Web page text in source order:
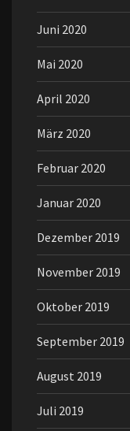
Juni 2020
Mai 2020
April 2020
März 2020
Februar 2020
Januar 2020
Dezember 2019
November 2019
Oktober 2019
September 2019
August 2019
Juli 2019